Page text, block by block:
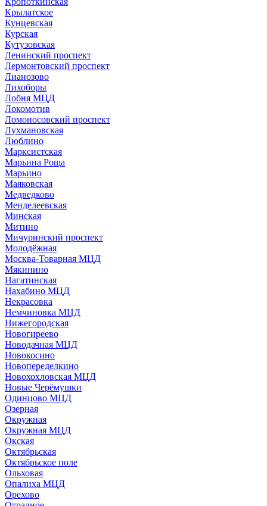
Крылатское
Кунцевская
Курская
Кутузовская
Ленинский проспект
Лермонтовский проспект
Лианозово
Лихоборы
Лобня МЦД
Локомотив
Ломоносовский проспект
Лухмановская
Люблино
Марксистская
Марьина Роща
Марьино
Маяковская
Медведково
Менделеевская
Минская
Митино
Мичуринский проспект
Молодёжная
Москва-Товарная МЦД
Мякинино
Нагатинская
Нахабино МЦД
Некрасовка
Немчиновка МЦД
Нижегородская
Новогиреево
Новодачная МЦД
Новокосино
Новопеределкино
Новохохловская МЦД
Новые Черёмушки
Одинцово МЦД
Озерная
Окружная
Окружная МЦД
Окская
Октябрьская
Октябрьское поле
Ольховая
Опалиха МЦД
Орехово